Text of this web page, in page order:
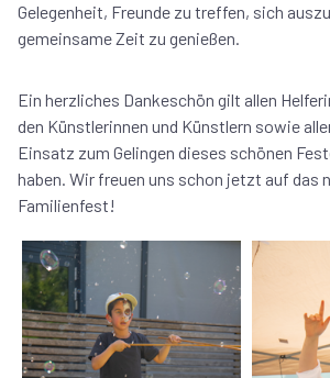
Gelegenheit, Freunde zu treffen, sich
gemeinsame Zeit zu genießen.
Ein herzliches Dankeschön gilt allen
den Künstlerinnen und Künstlern sowie
Einsatz zum Gelingen dieses schönen
haben. Wir freuen uns schon jetzt auf das
Familienfest!